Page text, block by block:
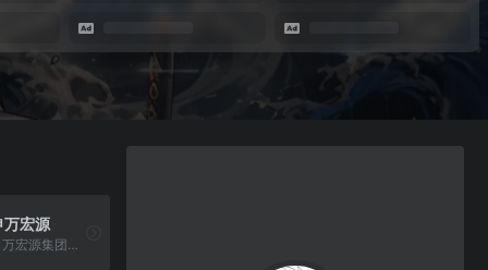
万宏源
申万宏源集团股份有限公司，由申银万国证券和宏源证券合并而成，深交所上市公司，经营业务丰富/营业网点分布广泛的大型综合证券公司